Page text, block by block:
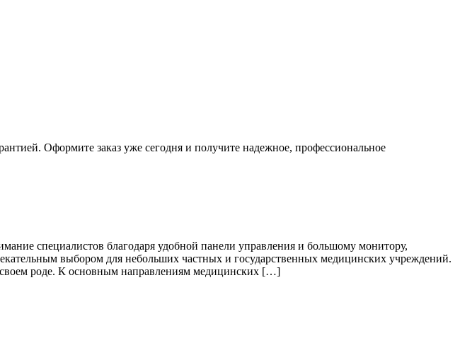
Оформите заказ уже сегодня и получите надежное, профессиональное
специалистов благодаря удобной панели управления и большому монитору,
выбором для небольших частных и государственных медицинских учреждений.
своем роде. К основным направлениям медицинских […]